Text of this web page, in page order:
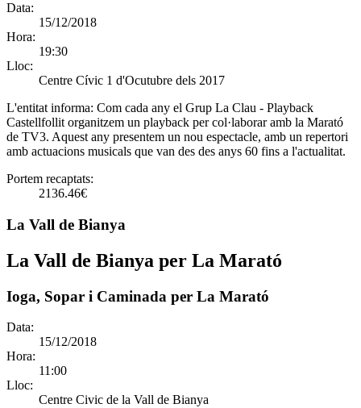
Data:
15/12/2018
Hora:
19:30
Lloc:
Centre Cívic 1 d'Ocutubre dels 2017
L'entitat informa: Com cada any el Grup La Clau - Playback
Castellfollit organitzem un playback per col·laborar amb la Marató
de TV3. Aquest any presentem un nou espectacle, amb un repertori
amb actuacions musicals que van des des anys 60 fins a l'actualitat.
Portem recaptats:
2136.46€
La Vall de Bianya
La Vall de Bianya per La Marató
Ioga, Sopar i Caminada per La Marató
Data:
15/12/2018
Hora:
11:00
Lloc:
Centre Civic de la Vall de Bianya